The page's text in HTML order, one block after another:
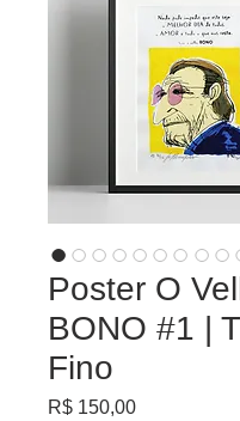
Poster O
BONO #1 |
Fino
R$ 150,00Preço